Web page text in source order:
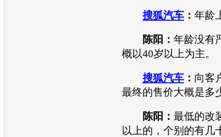
搜狐汽车 ： 年龄
陈阳： 年龄没有
概以40岁以上为主。
搜狐汽车 ： 向客
最终的售价大概是多
陈阳： 最低的改
以上的，个别的有几